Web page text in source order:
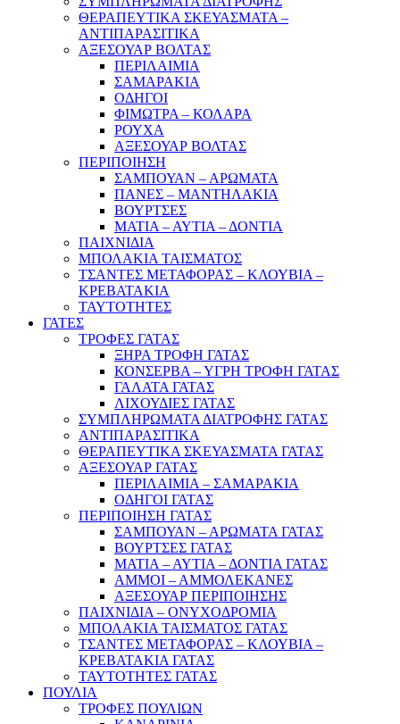
ΘΕΡΑΠΕΥΤΙΚΑ ΣΚΕΥΑΣΜΑΤΑ –
ΑΝΤΙΠΑΡΑΣΙΤΙΚΑ
ΑΞΕΣΟΥΑΡ ΒΟΛΤΑΣ
ΠΕΡΙΛΑΙΜΙΑ
ΣΑΜΑΡΑΚΙΑ
ΟΔΗΓΟΙ
ΦΙΜΩΤΡΑ – ΚΟΛΑΡΑ
ΡΟΥΧΑ
ΑΞΕΣΟΥΑΡ ΒΟΛΤΑΣ
ΠΕΡΙΠΟΙΗΣΗ
ΣΑΜΠΟΥΑΝ – ΑΡΩΜΑΤΑ
ΠΑΝΕΣ – ΜΑΝΤΗΛΑΚΙΑ
ΒΟΥΡΤΣΕΣ
ΜΑΤΙΑ – ΑΥΤΙΑ – ΔΟΝΤΙΑ
ΠΑΙΧΝΙΔΙΑ
ΜΠΟΛΑΚΙΑ ΤΑΙΣΜΑΤΟΣ
ΤΣΑΝΤΕΣ ΜΕΤΑΦΟΡΑΣ – ΚΛΟΥΒΙΑ –
ΚΡΕΒΑΤΑΚΙΑ
ΤΑΥΤΟΤΗΤΕΣ
ΓΑΤΕΣ
ΤΡΟΦΕΣ ΓΑΤΑΣ
ΞΗΡΑ ΤΡΟΦΗ ΓΑΤΑΣ
ΚΟΝΣΕΡΒΑ – ΥΓΡΗ ΤΡΟΦΗ ΓΑΤΑΣ
ΓΑΛΑΤΑ ΓΑΤΑΣ
ΛΙΧΟΥΔΙΕΣ ΓΑΤΑΣ
ΣΥΜΠΛΗΡΩΜΑΤΑ ΔΙΑΤΡΟΦΗΣ ΓΑΤΑΣ
ΑΝΤΙΠΑΡΑΣΙΤΙΚΑ
ΘΕΡΑΠΕΥΤΙΚΑ ΣΚΕΥΑΣΜΑΤΑ ΓΑΤΑΣ
ΑΞΕΣΟΥΑΡ ΓΑΤΑΣ
ΠΕΡΙΛΑΙΜΙΑ – ΣΑΜΑΡΑΚΙΑ
ΟΔΗΓΟΙ ΓΑΤΑΣ
ΠΕΡΙΠΟΙΗΣΗ ΓΑΤΑΣ
ΣΑΜΠΟΥΑΝ – ΑΡΩΜΑΤΑ ΓΑΤΑΣ
ΒΟΥΡΤΣΕΣ ΓΑΤΑΣ
ΜΑΤΙΑ – ΑΥΤΙΑ – ΔΟΝΤΙΑ ΓΑΤΑΣ
ΑΜΜΟΙ – ΑΜΜΟΛΕΚΑΝΕΣ
ΑΞΕΣΟΥΑΡ ΠΕΡΙΠΟΙΗΣΗΣ
ΠΑΙΧΝΙΔΙΑ – ΟΝΥΧΟΔΡΟΜΙΑ
ΜΠΟΛΑΚΙΑ ΤΑΙΣΜΑΤΟΣ ΓΑΤΑΣ
ΤΣΑΝΤΕΣ ΜΕΤΑΦΟΡΑΣ – ΚΛΟΥΒΙΑ –
ΚΡΕΒΑΤΑΚΙΑ ΓΑΤΑΣ
ΤΑΥΤΟΤΗΤΕΣ ΓΑΤΑΣ
ΠΟΥΛΙΑ
ΤΡΟΦΕΣ ΠΟΥΛΙΩΝ